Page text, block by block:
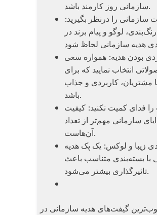
سازمانی روز کارمند باشد.
سازمانی را درنظر بگیرید:
رنگ‌بندی، لوگو و پیام برند در
بودن هدیه: همواره سعی
انتخاب نمایید که برای
مشتریان، کاربردی و جذاب
باشد.
فدای کمیت نکنید: کیفیت
سازمانی مهم‌تر از تعداد
آن‌هاست.
زیبا و لوکس: یک پک هدیه
با بسته‌بندی متناسب باعث
تاثیرگذاری بیشتر می‌شود.
گیفت‌های هدیه سازمانی در